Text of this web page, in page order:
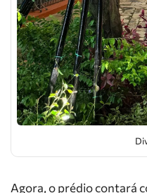
Agora, o prédio contará